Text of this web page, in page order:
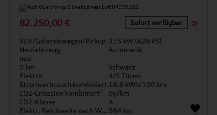
82.250,00 € Sofort verfügbar
SUV/Geländewagen/Pickup 315 kW (428 PS)
Neufahrzeug
Automatik
neu
0 km
Schwarz
Elektro
4/5 Türen
Stromverbrauch kombiniert 18.6 kWh/100 km
CO2-Emission kombiniert¹
0g/km
CO2-Klasse
A
Elektr. Reichweite nach WLTP* 564 km